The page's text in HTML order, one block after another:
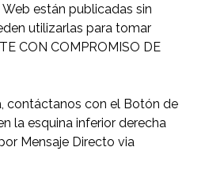
están publicadas sin
utilizarlas para tomar
CON COMPROMISO DE
contáctanos con el Botón de
la esquina inferior derecha
Mensaje Directo via